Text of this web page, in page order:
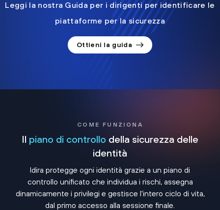
Leggi la nostra Guida per i dirigenti per identificare le
piattaforme per la sicurezza
Ottieni la guida
COME FUNZIONA
Il piano di controllo della sicurezza delle
identità
Idira protegge ogni identità grazie a un piano di
controllo unificato che individua i rischi, assegna
dinamicamente i privilegi e gestisce l'intero ciclo di vita,
dal primo accesso alla sessione finale.